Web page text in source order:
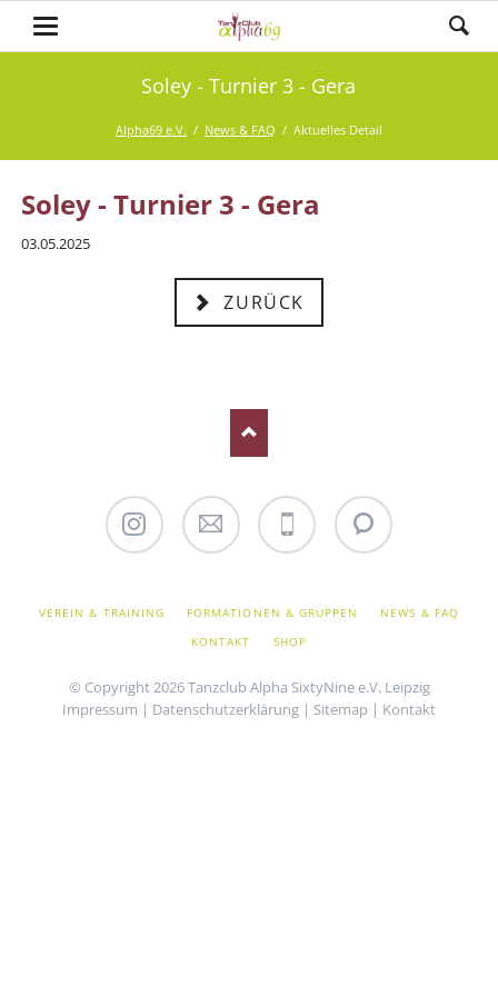
Soley - Turnier 3 - Gera
Alpha69 e.V. News & FAQ Aktuelles Detail
Soley - Turnier 3 - Gera
03.05.2025
ZURÜCK
VEREIN & TRAINING FORMATIONEN & GRUPPEN
NEWS & FAQ
KONTAKT
SHOP
© Copyright 2026 Tanzclub Alpha SixtyNine e.V. Leipzig
Impressum | Datenschutzerklärung | Sitemap | Kontakt